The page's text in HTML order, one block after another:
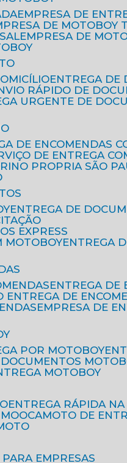
EMPRESA DE
DE MOTOBOY
EMPRESA DE
ENTREGA
RÁPIDO DE
URGENTE DE
DE ENCOMENDAS
DE ENTREGA
PROPRIA SÃO
ENTREGA DE
EXPRESS
MOTOBOY
ENTREGA
ENTREGA
ENTREGA DE
EMPRESA DE
POR MOTOBOY
DOCUMENTOS
MOTOBOY
ENTREGA RÁPIDA
MOTO DE
PARA EMPRESAS